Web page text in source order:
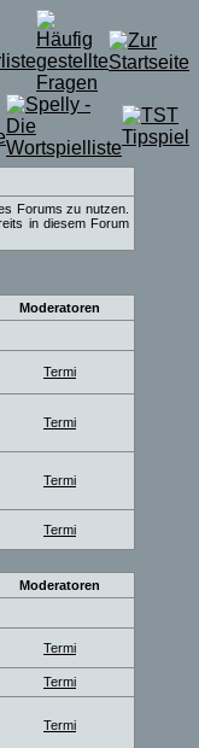
Forums zu nutzen.
in diesem Forum
Moderatoren
Termi
Termi
Termi
Termi
Moderatoren
Termi
Termi
Termi